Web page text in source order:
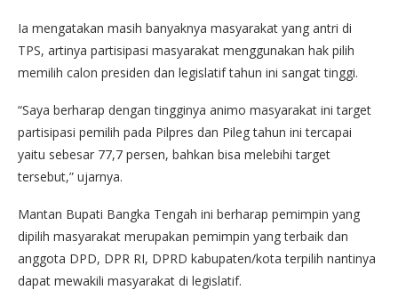
Ia mengatakan masih banyaknya masyarakat yang antri di
TPS, artinya partisipasi masyarakat menggunakan hak pilih
memilih calon presiden dan legislatif tahun ini sangat tinggi.
“Saya berharap dengan tingginya animo masyarakat ini target
partisipasi pemilih pada Pilpres dan Pileg tahun ini tercapai
yaitu sebesar 77,7 persen, bahkan bisa melebihi target
tersebut,” ujarnya.
Mantan Bupati Bangka Tengah ini berharap pemimpin yang
dipilih masyarakat merupakan pemimpin yang terbaik dan
anggota DPD, DPR RI, DPRD kabupaten/kota terpilih nantinya
dapat mewakili masyarakat di legislatif.